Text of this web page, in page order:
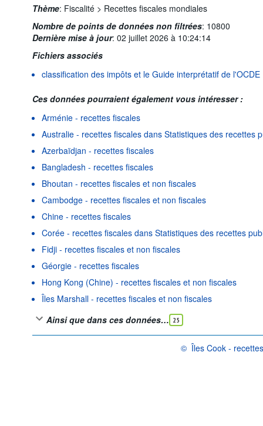
Thème: Fiscalité > Recettes fiscales mondiales
Nombre de points de données non filtrées: 10800
Dernière mise à jour: 02 juillet 2026 à 10:24:14
Fichiers associés
classification des impôts et le Guide interprétatif de l'OCDE
Ces données pourraient également vous intéresser :
Arménie - recettes fiscales
Australie - recettes fiscales dans Statistiques des recettes
Azerbaïdjan - recettes fiscales
Bangladesh - recettes fiscales
Bhoutan - recettes fiscales et non fiscales
Cambodge - recettes fiscales et non fiscales
Chine - recettes fiscales
Corée - recettes fiscales dans Statistiques des recettes
Fidji - recettes fiscales et non fiscales
Géorgie - recettes fiscales
Hong Kong (Chine) - recettes fiscales et non fiscales
Îles Marshall - recettes fiscales et non fiscales
Ainsi que dans ces données… 25
© Îles Cook -